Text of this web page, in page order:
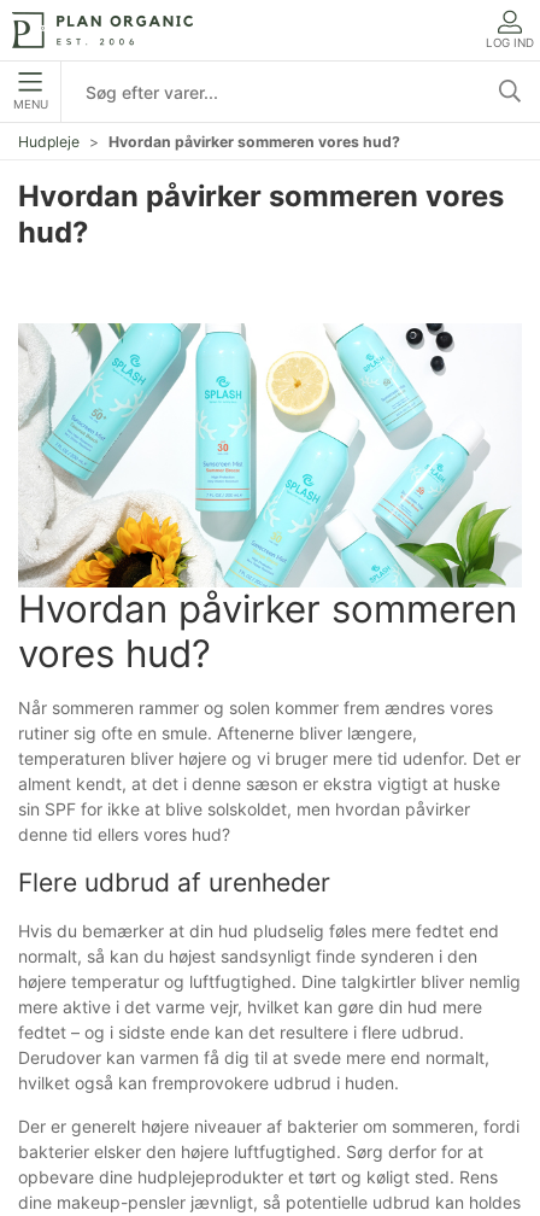
LOG IND
MENU
Hudpleje Hvordan påvirker sommeren vores hud?
Hvordan påvirker sommeren vores
hud?
Hvordan påvirker sommeren
vores hud?
Når sommeren rammer og solen kommer frem ændres vores
rutiner sig ofte en smule. Aftenerne bliver længere,
temperaturen bliver højere og vi bruger mere tid udenfor. Det er
alment kendt, at det i denne sæson er ekstra vigtigt at huske
sin SPF for ikke at blive solskoldet, men hvordan påvirker
denne tid ellers vores hud?
Flere udbrud af urenheder
Hvis du bemærker at din hud pludselig føles mere fedtet end
normalt, så kan du højest sandsynligt finde synderen i den
højere temperatur og luftfugtighed. Dine talgkirtler bliver nemlig
mere aktive i det varme vejr, hvilket kan gøre din hud mere
fedtet – og i sidste ende kan det resultere i flere udbrud.
Derudover kan varmen få dig til at svede mere end normalt,
hvilket også kan fremprovokere udbrud i huden.
Der er generelt højere niveauer af bakterier om sommeren, fordi
bakterier elsker den højere luftfugtighed. Sørg derfor for at
opbevare dine hudplejeprodukter et tørt og køligt sted. Rens
dine makeup-pensler jævnligt, så potentielle udbrud kan holdes